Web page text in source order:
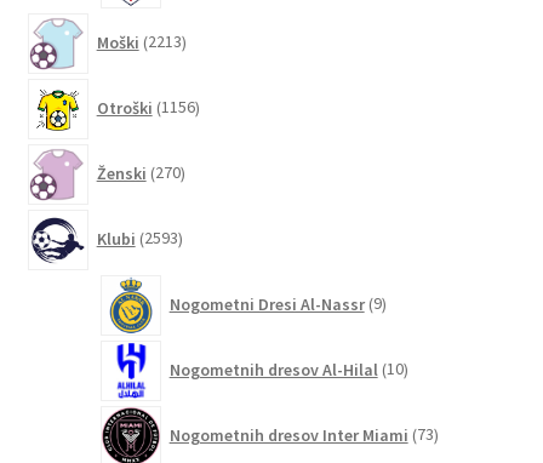
Moški 2213izdelkov
Otroški 1156izdelkov
Ženski 270izdelkov
Klubi 2593izdelkov
Nogometni Dresi Al-Nassr 9izdelkov
Nogometnih dresov Al-Hilal 10izdelkov
Nogometnih dresov Inter Miami 73izdelkov